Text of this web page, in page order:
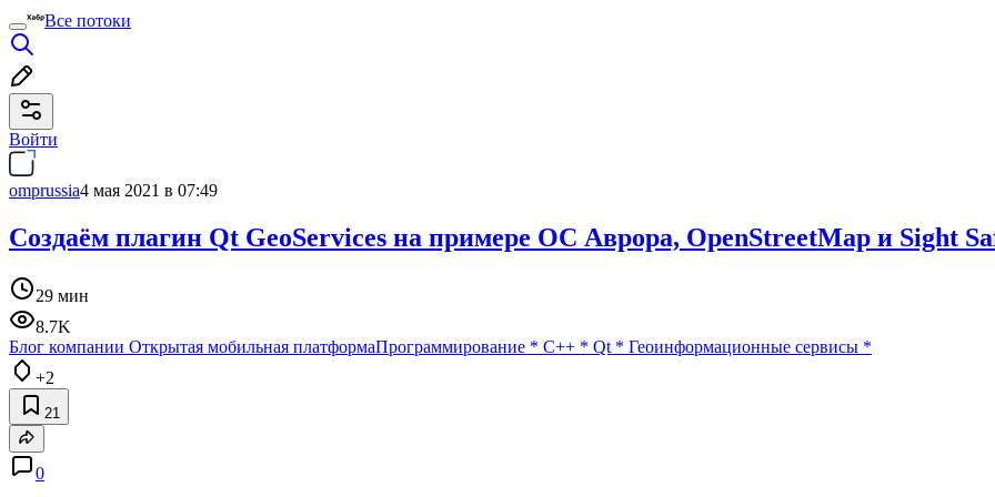
Все потоки
Войти
omprussia4 мая 2021 в 07:49
Создаём плагин Qt GeoServices на примере ОС Аврора, OpenStreetMap и Sight
29 мин
8.7K
Блог компании Открытая мобильная платформаПрограммирование * C++ * Qt * Геоинформационные сервисы *
+2
21
0